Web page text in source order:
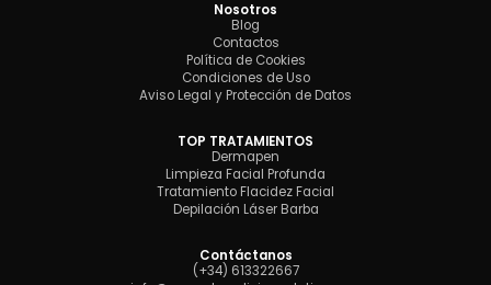
Nosotros
Blog
Contactos
Política de Cookies
Condiciones de Uso
Aviso Legal y Protección de Datos
TOP TRATAMIENTOS
Dermapen
Limpieza Facial Profunda
Tratamiento Flacidez Facial
Depilación Láser Barba
Contáctanos
(+34) 613322667